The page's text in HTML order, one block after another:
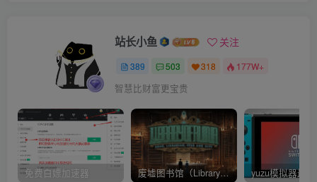
站长小鱼 关注
389 503 318 177W+
智慧比财富更宝贵
免费白嫖加速器 废墟图书馆（Library Of Ruina）v1.1.0.6a13 官中 附yuzu模拟器 本体+1.0.3升补